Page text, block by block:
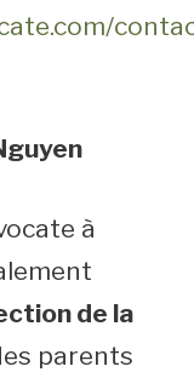
à
de la
parents